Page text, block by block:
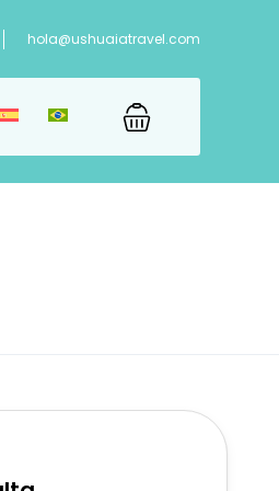
hola@ushuaiatravel.com